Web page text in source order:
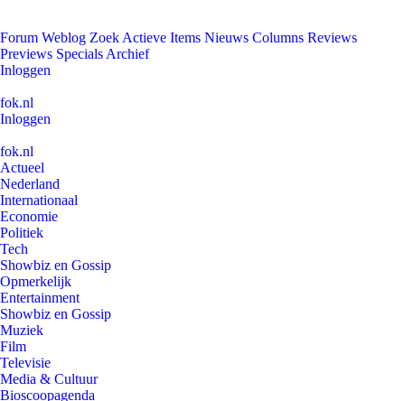
Forum Weblog Zoek Actieve Items Nieuws Columns Reviews
Previews Specials Archief
Inloggen
fok.nl
Inloggen
fok.nl
Actueel
Nederland
Internationaal
Economie
Politiek
Tech
Showbiz en Gossip
Opmerkelijk
Entertainment
Showbiz en Gossip
Muziek
Film
Televisie
Media & Cultuur
Bioscoopagenda